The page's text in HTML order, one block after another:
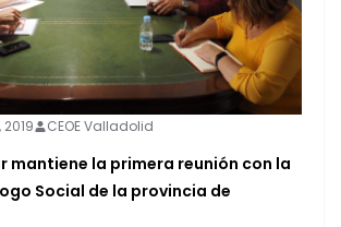
CEOE Valladolid
mantiene la primera reunión con la
Social de la provincia de